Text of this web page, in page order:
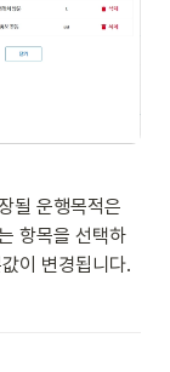
항목을 선택하
이 변경됩니다.